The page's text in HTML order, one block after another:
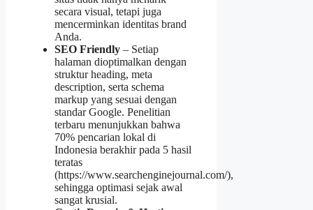
secara visual, tetapi juga
mencerminkan identitas brand
Anda.
SEO Friendly – Setiap
halaman dioptimalkan dengan
struktur heading, meta
description, serta schema
markup yang sesuai dengan
standar Google. Penelitian
terbaru menunjukkan bahwa
70% pencarian lokal di
Indonesia berakhir pada 5 hasil
teratas
(https://www.searchenginejournal.com/),
sehingga optimasi sejak awal
sangat krusial.